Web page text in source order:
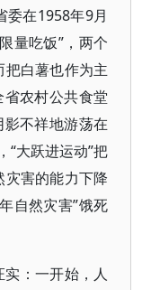
委在1958年9月
量吃饭”，两个
白薯也作为主
农村公共食堂
影不祥地游荡在
大跃进运动”把
害的能力下降
自然灾害”饿死
：一开始，人